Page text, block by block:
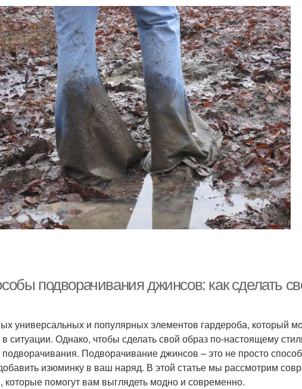
подворачивания джинсов: как сделать
универсальных и популярных элементов гардероба, который
в ситуации. Однако, чтобы сделать свой образ по-настоящему
Подворачивание джинсов – это не просто
изюминку в ваш наряд. В этой статье мы рассмотрим
помогут вам выглядеть модно и современно.